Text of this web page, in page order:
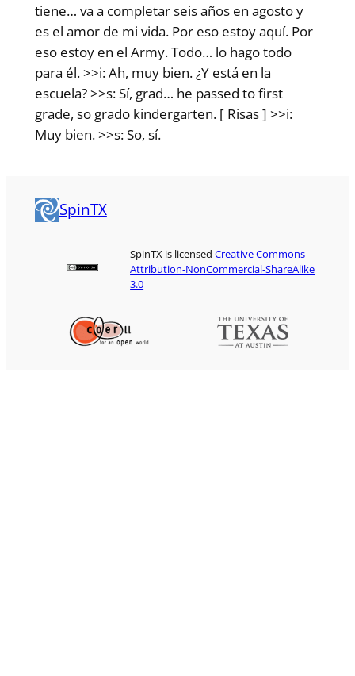
tiene… va a completar seis años en agosto y
es el amor de mi vida. Por eso estoy aquí. Por
eso estoy en el Army. Todo… lo hago todo
para él. >>i: Ah, muy bien. ¿Y está en la
escuela? >>s: Sí, grad… he passed to first
grade, so grado kindergarten. [ Risas ] >>i:
Muy bien. >>s: So, sí.
SpinTX
SpinTX is licensedCreative Commons
Attribution-NonCommercial-ShareAlike
3.0